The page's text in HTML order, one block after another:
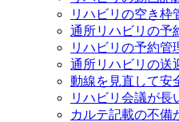
リハビリの空き枠
通所リハビリの予
リハビリの予約管
通所リハビリの送
動線を見直して安
リハビリ会議が長
カルテ記載の不備